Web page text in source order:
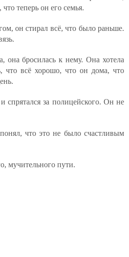
теперь он его семья.
он стирал всё, что было раньше.
она бросилась к нему. Она хотела
что всё хорошо, что он дома, что
спрятался за полицейского. Он не
что это не было счастливым
мучительного пути.